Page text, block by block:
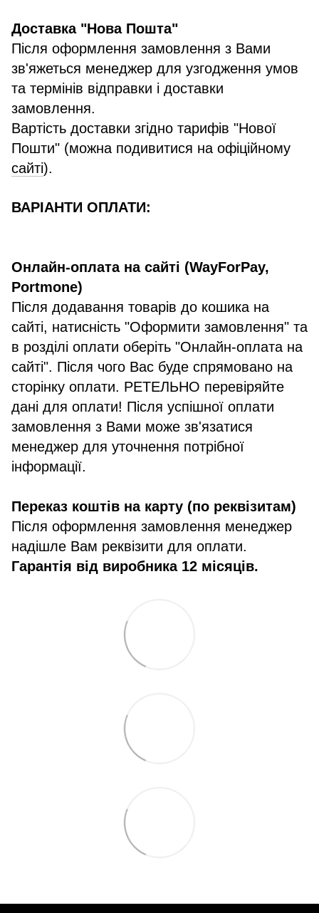
Доставка "Нова Пошта"
Після оформлення замовлення з Вами
зв'яжеться менеджер для узгодження умов
та термінів відправки і доставки
замовлення.
Вартість доставки згідно тарифів "Нової
Пошти" (можна подивитися на офіційному
сайті).
ВАРІАНТИ ОПЛАТИ:
Онлайн-оплата на сайті (WayForPay,
Portmone)
Після додавання товарів до кошика на
сайті, натисність "Оформити замовлення" та
в розділі оплати оберіть "Онлайн-оплата на
сайті". Після чого Вас буде спрямовано на
сторінку оплати. РЕТЕЛЬНО перевіряйте
дані для оплати! Після успішної оплати
замовлення з Вами може зв'язатися
менеджер для уточнення потрібної
інформації.
Переказ коштів на карту (по реквізитам)
Після оформлення замовлення менеджер
надішле Вам реквізити для оплати.
Гарантія від виробника 12 місяців.